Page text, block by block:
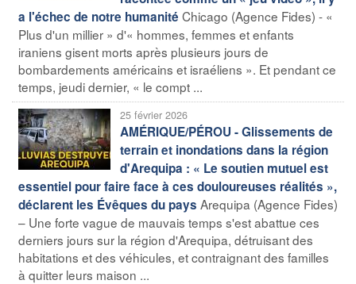
a l'échec de notre humanité Chicago (Agence Fides) - «
Plus d'un millier » d'« hommes, femmes et enfants
iraniens gisent morts après plusieurs jours de
bombardements américains et israéliens ». Et pendant ce
temps, jeudi dernier, « le compt ...
25 février 2026
AMÉRIQUE/PÉROU - Glissements de
terrain et inondations dans la région
d'Arequipa : « Le soutien mutuel est
essentiel pour faire face à ces douloureuses réalités »,
déclarent les Évêques du pays Arequipa (Agence Fides)
– Une forte vague de mauvais temps s'est abattue ces
derniers jours sur la région d'Arequipa, détruisant des
habitations et des véhicules, et contraignant des familles
à quitter leurs maison ...